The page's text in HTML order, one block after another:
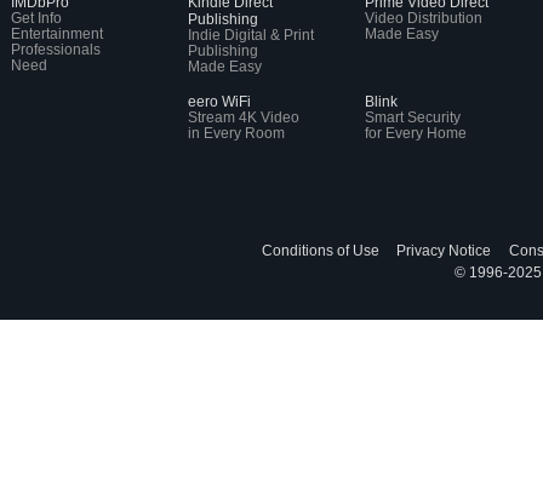
Get Info
Entertainment
Professionals
Need
Publishing
Indie Digital & Print
Publishing
Made Easy
Video Distribution
Made Easy
eero WiFi
Stream 4K Video
in Every Room
Blink
Smart Security
for Every Home
Conditions of Use Privacy Notice
© 1996-